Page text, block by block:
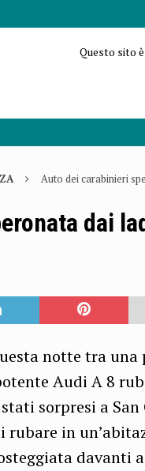
Questo sito
Auto dei carabinieri
dai
notte tra
Audi A 8
sorpresi a
rubare in
davanti